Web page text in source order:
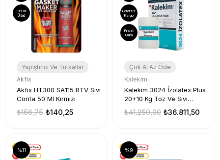
Yapıştırıcı Ve Tutkallar
Akfix
Akfix HT300 SA115 RTV Sıvı
Conta 50 Ml Kırmızı
₺140,25
₺156,75
Fırsat
Ürünü
Çok Al Az Öde
Kalekim
Kalekim 3024 İzolatex Plus
20+10 Kg Toz Ve Sıvı
₺36.811,50
₺41.250,00
Ücretsiz
Kargo
Fırsat
Ürünü
%11 %9